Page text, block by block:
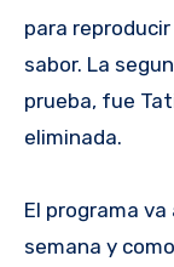
para
sabor. La
prueba, fue
eliminada.
El programa
semana y